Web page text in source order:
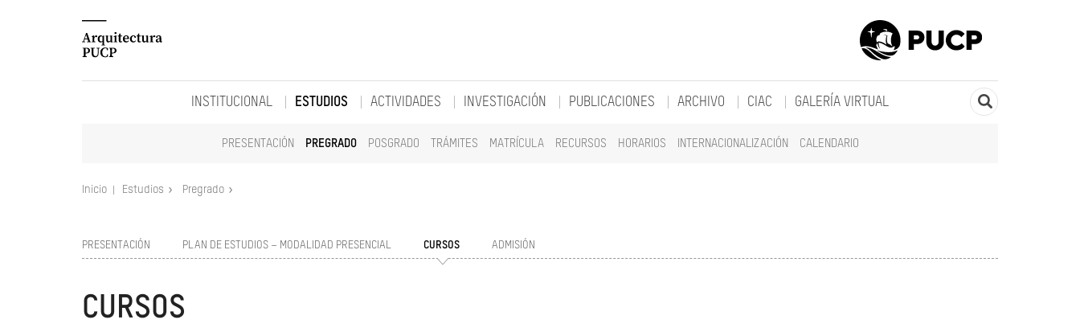
INSTITUCIONAL ESTUDIOS
PRESENTACIÓN PREGRADO POSGRADO TRÁMITES MATRÍCULA RECURSOS HORARIOS INTERNACIONALIZACIÓN CALENDARIO
ACTIVIDADES INVESTIGACIÓN PUBLICACIONES ARCHIVO CIAC GALERÍA VIRTUAL
Inicio Estudios Pregrado
PRESENTACIÓN PLAN DE ESTUDIOS – MODALIDAD PRESENCIAL CURSOS ADMISIÓN
CURSOS